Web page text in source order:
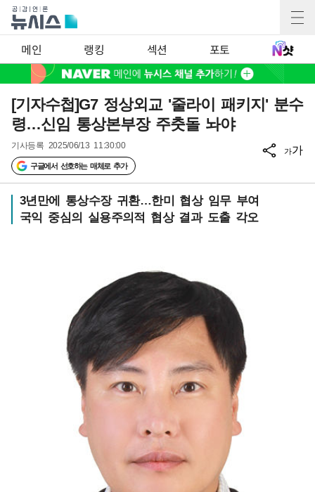
메인 랭킹 섹션 포토
[기자수첩]G7 정상외교 '줄라이 패키지' 분수
령…신임 통상본부장 주춧돌 놔야
기사등록 2025/06/13 11:30:00
구글에서 선호하는 매체로 추가
가가
3년만에 통상수장 귀환…한미 협상 임무 부여
국익 중심의 실용주의적 협상 결과 도출 각오